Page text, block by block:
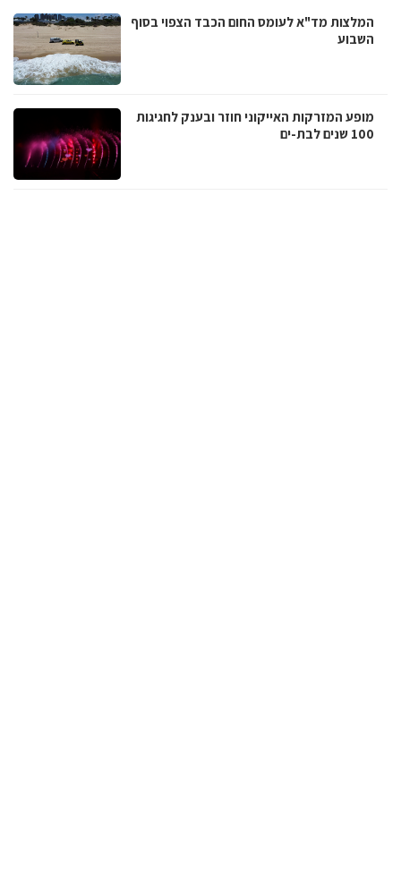
המלצות מד"א לעומס החום הכבד הצפוי בסוף
השבוע
מופע המזרקות האייקוני חוזר ובענק לחגיגות
100 שנים לבת-ים